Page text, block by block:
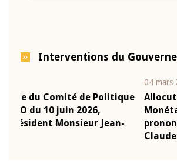
Interventions du
Allocution d'ouverture du
Monétaire de la BCEAO du 4
prononcée par son Président